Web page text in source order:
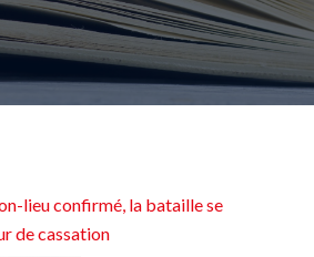
lieu confirmé, la bataille se
de cassation